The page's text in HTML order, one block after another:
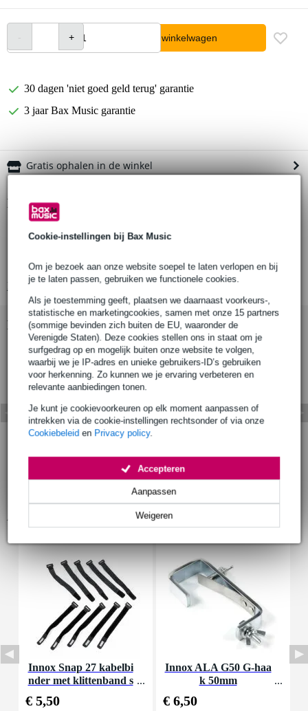
Cookie-instellingen bij Bax Music
Om je bezoek aan onze website soepel te laten verlopen en bij
je te laten passen, gebruiken we functionele cookies.
Als je toestemming geeft, plaatsen we daarnaast voorkeurs-,
statistische en marketingcookies, samen met onze 15 partners
(sommige bevinden zich buiten de EU, waaronder de
Verenigde Staten). Deze cookies stellen ons in staat om je
surfgedrag op en mogelijk buiten onze website te volgen,
waarbij we je IP-adres en unieke gebruikers-ID’s gebruiken
voor herkenning. Zo kunnen we je ervaring verbeteren en
relevante aanbiedingen tonen.
Je kunt je cookievoorkeuren op elk moment aanpassen of
intrekken via de cookie-instellingen rechtsonder of via onze
Cookiebeleid en Privacy policy.
Weigeren
Aanpassen
Accepteren
In winkelwagen
30 dagen 'niet goed geld terug' garantie
3 jaar Bax Music garantie
Gratis ophalen in de winkel
Productinformatie
materiaal: gegalvaniseerd staal
conform DIN 741
Bekijk alle productspecificaties
Bekijk ook eens (8)
Innox Snap 27 kabelbi
nder met klittenband s
€ 5,50
Innox ALA G50 G-haa
k 50mm
€ 6,50